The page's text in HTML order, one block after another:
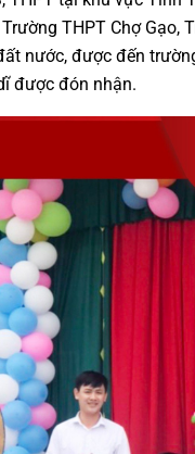
THPT Chợ
nước, được đến
được đón nhận.